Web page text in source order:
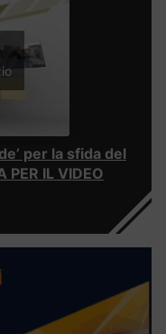
per la sfida del
IL VIDEO